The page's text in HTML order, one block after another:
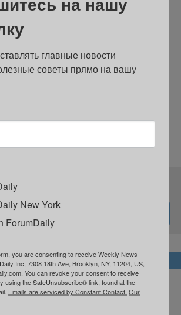
Telegram В закладки
New York:
под открытым небом в Брайант-
фильмов
в строительстве: в Нью-Йорке
мероприятие
приговорили к 14 месяцам
с ФСБ
на нашу рассылку
НОВОСТИ
пройдет фестиваль воздушных
зрелище стоит увидеть хотя бы раз в
главные новости
советы прямо на вашу
New York
ForumDaily
you are consenting to receive Weekly News
Inc, 7308 18th Ave, Brooklyn, NY, 11204, US,
You can revoke your consent to receive
using the SafeUnsubscribe® link, found at the
Emails are serviced by Constant Contact. Our